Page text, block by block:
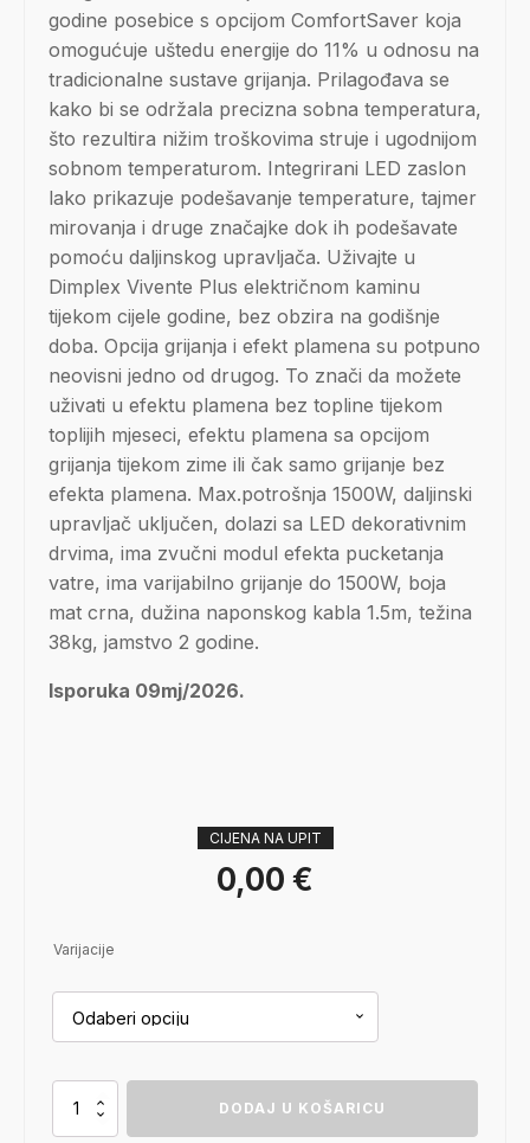
godine posebice s opcijom ComfortSaver koja
omogućuje uštedu energije do 11% u odnosu na
tradicionalne sustave grijanja. Prilagođava se
kako bi se održala precizna sobna temperatura,
što rezultira nižim troškovima struje i ugodnijom
sobnom temperaturom. Integrirani LED zaslon
lako prikazuje podešavanje temperature, tajmer
mirovanja i druge značajke dok ih podešavate
pomoću daljinskog upravljača. Uživajte u
Dimplex Vivente Plus električnom kaminu
tijekom cijele godine, bez obzira na godišnje
doba. Opcija grijanja i efekt plamena su potpuno
neovisni jedno od drugog. To znači da možete
uživati u efektu plamena bez topline tijekom
toplijih mjeseci, efektu plamena sa opcijom
grijanja tijekom zime ili čak samo grijanje bez
efekta plamena. Max.potrošnja 1500W, daljinski
upravljač uključen, dolazi sa LED dekorativnim
drvima, ima zvučni modul efekta pucketanja
vatre, ima varijabilno grijanje do 1500W, boja
mat crna, dužina naponskog kabla 1.5m, težina
38kg, jamstvo 2 godine.
Isporuka 09mj/2026.
CIJENA NA UPIT
0,00 €
Varijacije
Dimplex
DODAJ U KOŠARICU